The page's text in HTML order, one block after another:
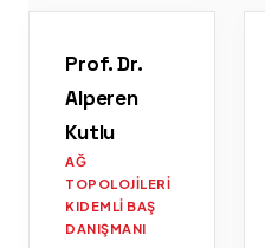
Prof. Dr.
Alperen
Kutlu
AĞ
TOPOLOJILERI
KIDEMLI BAŞ
DANIŞMANI